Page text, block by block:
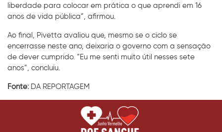
liberdade para colocar em prática o que aprendi em 16
anos de vida pública”, afirmou.
Ao final, Pivetta avaliou que, mesmo se o ciclo se
encerrasse neste ano, deixaria o governo com a sensação
de dever cumprido. “Eu me senti muito útil nesses sete
anos”, concluiu.
Fonte: DA REPORTAGEM